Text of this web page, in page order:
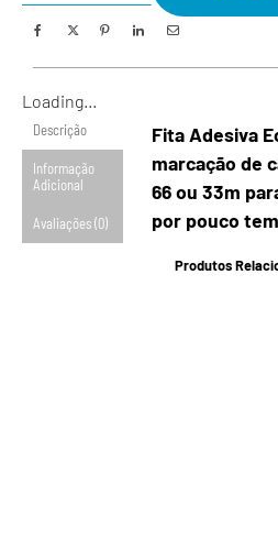
Loading...
Descrição
Informação
Adicional
Avaliações (0)
Fita Adesiva
marcação de
66 ou 33m
por pouco
Produtos